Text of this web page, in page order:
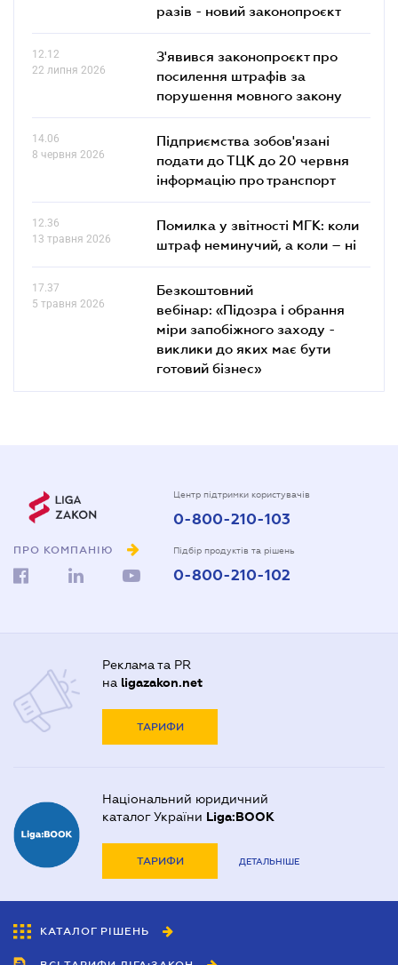
разів - новий законопроєкт
12.12
22 липня 2026
З'явився законопроєкт про
посилення штрафів за
порушення мовного закону
14.06
8 червня 2026
Підприємства зобов'язані
подати до ТЦК до 20 червня
інформацію про транспорт
12.36
13 травня 2026
Помилка у звітності МГК: коли
штраф неминучий, а коли – ні
17.37
5 травня 2026
Безкоштовний
вебінар: «Підозра і обрання
міри запобіжного заходу -
виклики до яких має бути
готовий бізнес»
ПРО КОМПАНІЮ
Центр підтримки користувачів
0-800-210-103
Підбір продуктів та рішень
0-800-210-102
Реклама та PR
на ligazakon.net
ТАРИФИ
Національний юридичний
каталог України Liga:BOOK
ТАРИФИ ДЕТАЛЬНІШЕ
КАТАЛОГ РІШЕНЬ